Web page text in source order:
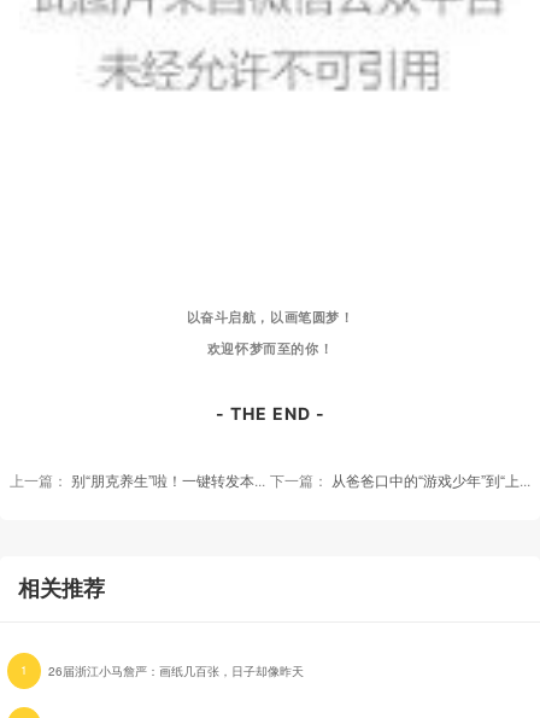
以奋斗启航，以画笔圆梦！
欢迎怀梦而至的你！
- THE END -
上一篇： 别“朋克养生”啦！一键转发本篇「入秋饮食小贴士」至家族群！ 下一篇： 从爸爸口中的“游戏少年”到“上进小伙”，广东小马冯瑞奇重启人生
相关推荐
1 26届浙江小马詹严：画纸几百张，日子却像昨天